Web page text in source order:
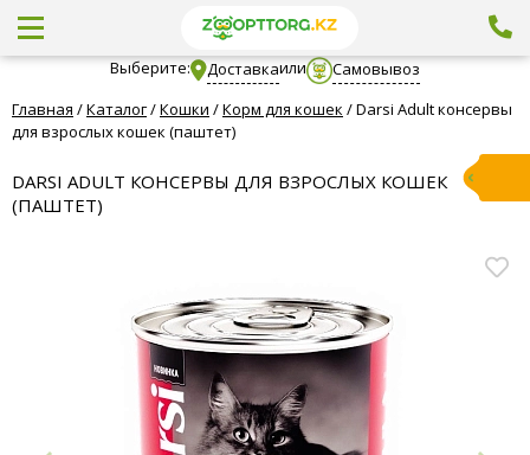
Выберите: Доставкаили
Самовывоз
Главная /Каталог/Кошки /Корм для кошек /Darsi Adult консервы
для взрослых кошек (паштет)
DARSI ADULT КОНСЕРВЫ ДЛЯ ВЗРОСЛЫХ КОШЕК
(ПАШТЕТ)